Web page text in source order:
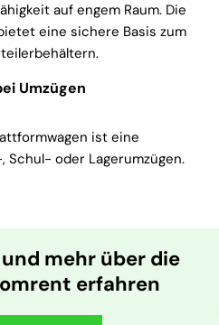
auf engem Raum. Die
eine sichere Basis zum
Umzügen
ist eine
Schul- oder Lagerumzügen.
mehr über die
erfahren